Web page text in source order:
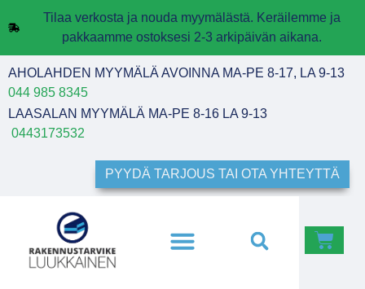
Tilaa verkosta ja nouda myymälästä. Keräilemme ja
pakkaamme ostoksesi 2-3 arkipäivän aikana.
AHOLAHDEN MYYMÄLÄ AVOINNA MA-PE 8-17, LA 9-13
044 985 8345
LAASALAN MYYMÄLÄ MA-PE 8-16 LA 9-13
0443173532
PYYDÄ TARJOUS TAI OTA YHTEYTTÄ